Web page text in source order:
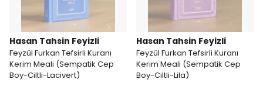
Hasan Tahsin Feyizli
Feyzül Furkan Tefsirli Kuranı
Kerim Meali (Sempatik Cep
Boy-Ciltli-Lacivert)
Hasan Tahsin Feyizli
Feyzül Furkan Tefsirli Kuranı
Kerim Meali (Sempatik Cep
Boy-Ciltli-Lila)